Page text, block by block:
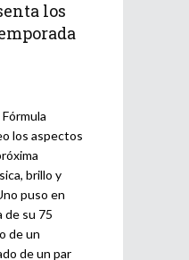
los
los aspectos
brillo y
puso en
de su 75
de un
de un par